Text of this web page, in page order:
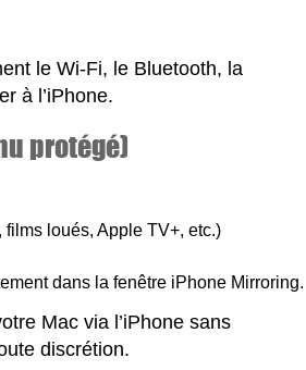
le Wi-Fi, le Bluetooth, la
à l’iPhone.
protégé)
loués, Apple TV+, etc.)
dans la fenêtre iPhone Mirroring.
Mac via l’iPhone sans
discrétion.